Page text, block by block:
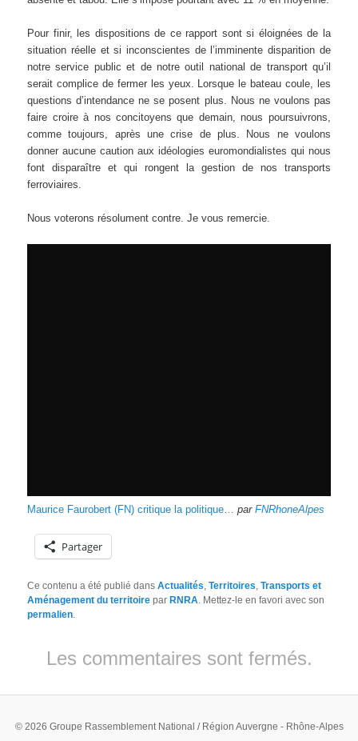
Pour finir, les dispositions de ce rapport sont si éloignées de la
situation réelle et si inconscientes de l’imminente disparition de
notre service public et de notre outil national de transport qu’il
serait complice de fermer les yeux. Lorsque le bateau coule, les
questions d’intendance ne se posent plus. Nous ne voulons pas
faire croire à nos concitoyens que demain, nous poursuivrons,
comme toujours, après une crise de plus. Nous ne voulons
donner aucune caution aux idéologies euromondialistes qui nous
font disparaître et qui rongent la gestion de nos transports
ferroviaires.
Nous voterons résolument contre. Je vous remercie.
Maurice Faurobert (FN) critique la politique… parFNRhoneAlpes
Partager
Ce contenu a été publié dansActualités ,Territoires ,Transports et
Aménagement du territoire parRNRA . Mettez-le en favori avec son
permalien
Les commentaires sont fermés.
© 2026 Groupe Rassemblement National / Région Auvergne - Rhône-Alpes